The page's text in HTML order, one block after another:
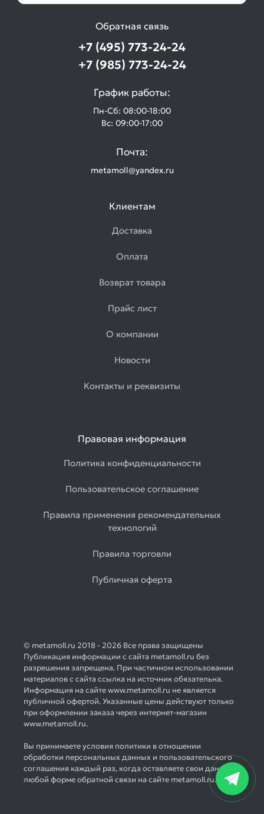
Обратная связь
+7 (495) 773-24-24
+7 (985) 773-24-24
График работы:
Пн-Сб: 08:00-18:00
Вс: 09:00-17:00
Почта:
metamoll@yandex.ru
Клиентам
Доставка
Оплата
Возврат товара
Прайс лист
О компании
Новости
Контакты и реквизиты
Правовая информация
Политика конфиденциальности
Пользовательское соглашение
Правила применения рекомендательных
технологий
Правила торговли
Публичная оферта
© metamoll.ru 2018 - 2026 Все права защищены
Публикация информации с сайта metamoll.ru без
разрешения запрещена. При частичном использовании
материалов с сайта ссылка на источник обязательна.
Информация на сайте www.metamoll.ru не является
публичной офертой. Указанные цены действуют только
при оформлении заказа через интернет-магазин
www.metamoll.ru.
Вы принимаете условия политики в отношении
обработки персональных данных и пользовательского
соглашения каждый раз, когда оставляете свои данные в
любой форме обратной связи на сайте metamoll.ru.